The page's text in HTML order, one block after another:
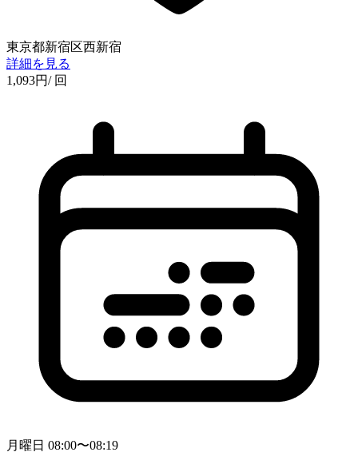
東京都新宿区西新宿
詳細を見る
1,093円/ 回
月曜日 08:00〜08:19